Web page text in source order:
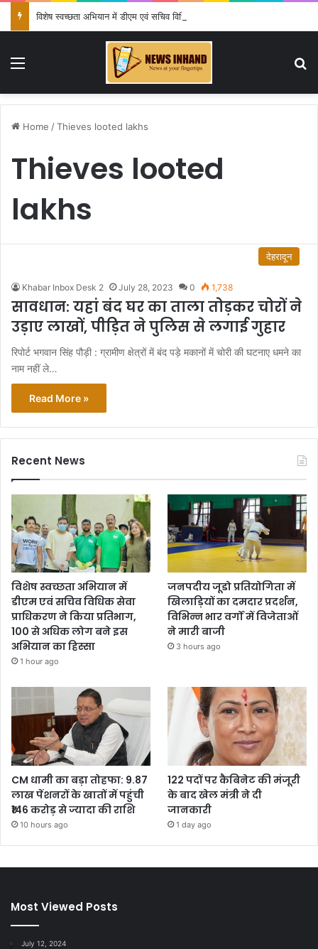
Menu
Home /Thieves looted lakhs
Thieves looted
lakhs
देहरादून
Khabar Inbox Desk 2 July 28, 2023 0 1,738
सावधान: यहां बंद घर का ताला तोड़कर चोरों ने
उड़ाए लाखों, पीड़ित ने पुलिस से लगाई गुहार
रिपोर्ट भगवान सिंह पौड़ी : ग्रामीण क्षेत्रों में बंद पड़े मकानों में चोरी की घटनाए धमने का
नाम नहीं ले…
Read More »
Recent News
विशेष स्वच्छता अभियान में
डीएम एवं सचिव विधिक सेवा
प्राधिकरण ने किया प्रतिभाग,
100 से अधिक लोग बने इस
अभियान का हिस्सा
1 hour ago
जनपदीय जूडो प्रतियोगिता में
खिलाड़ियों का दमदार प्रदर्शन,
विभिन्न भार वर्गों में विजेताओं
ने मारी बाजी
3 hours ago
CM धामी का बड़ा तोहफा: 9.87
लाख पेंशनरों के खातों में पहुंची
₹146 करोड़ से ज्यादा की राशि
10 hours ago
122 पदों पर कैबिनेट की मंजूरी
के बाद खेल मंत्री ने दी
जानकारी
1 day ago
Most Viewed Posts
July 12, 2024